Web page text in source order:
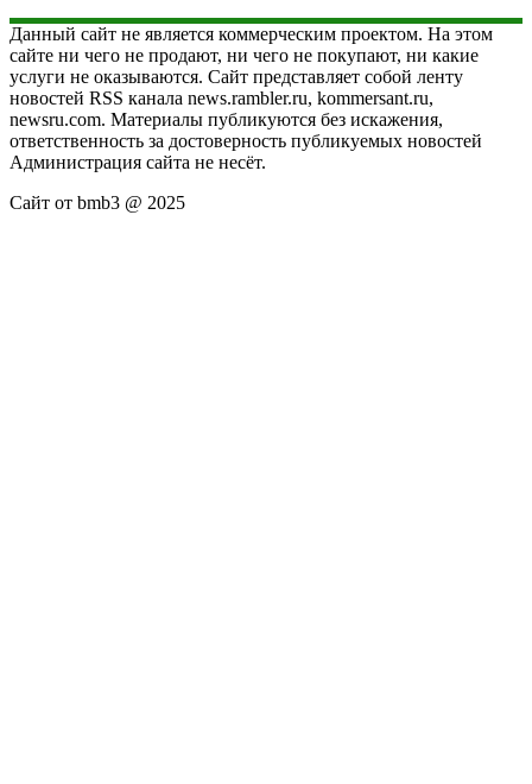
Данный сайт не является коммерческим проектом. На этом
сайте ни чего не продают, ни чего не покупают, ни какие
услуги не оказываются. Сайт представляет собой ленту
новостей RSS канала news.rambler.ru, kommersant.ru,
newsru.com. Материалы публикуются без искажения,
ответственность за достоверность публикуемых новостей
Администрация сайта не несёт.
Сайт от bmb3 @ 2025